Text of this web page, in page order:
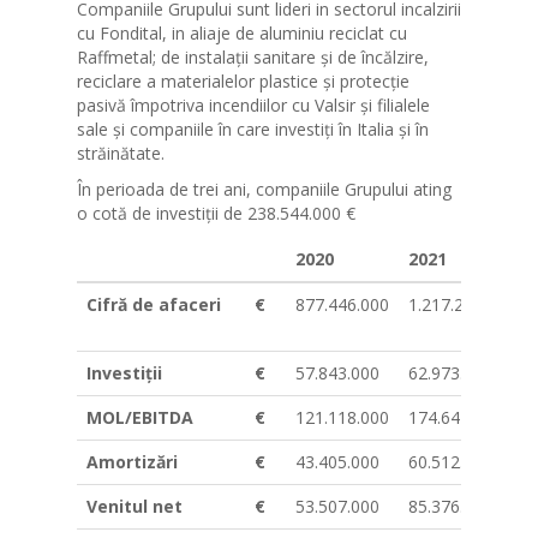
Companiile Grupului sunt lideri in sectorul incalzirii
cu Fondital, in aliaje de aluminiu reciclat cu
Raffmetal; de instalații sanitare și de încălzire,
reciclare a materialelor plastice și protecție
pasivă împotriva incendiilor cu Valsir și filialele
sale și companiile în care investiți în Italia și în
străinătate.
În perioada de trei ani, companiile Grupului ating
o cotă de investiții de 238.544.000 €
2020
2021
Cifră de afaceri
€ 877.446.000 1.217.250.000
Investiții € 57.843.000 62.973.000
MOL/EBITDA
€ 121.118.000 174.641.000
Amortizări
€ 43.405.000 60.512.000
Venitul net
€ 53.507.000 85.376.000